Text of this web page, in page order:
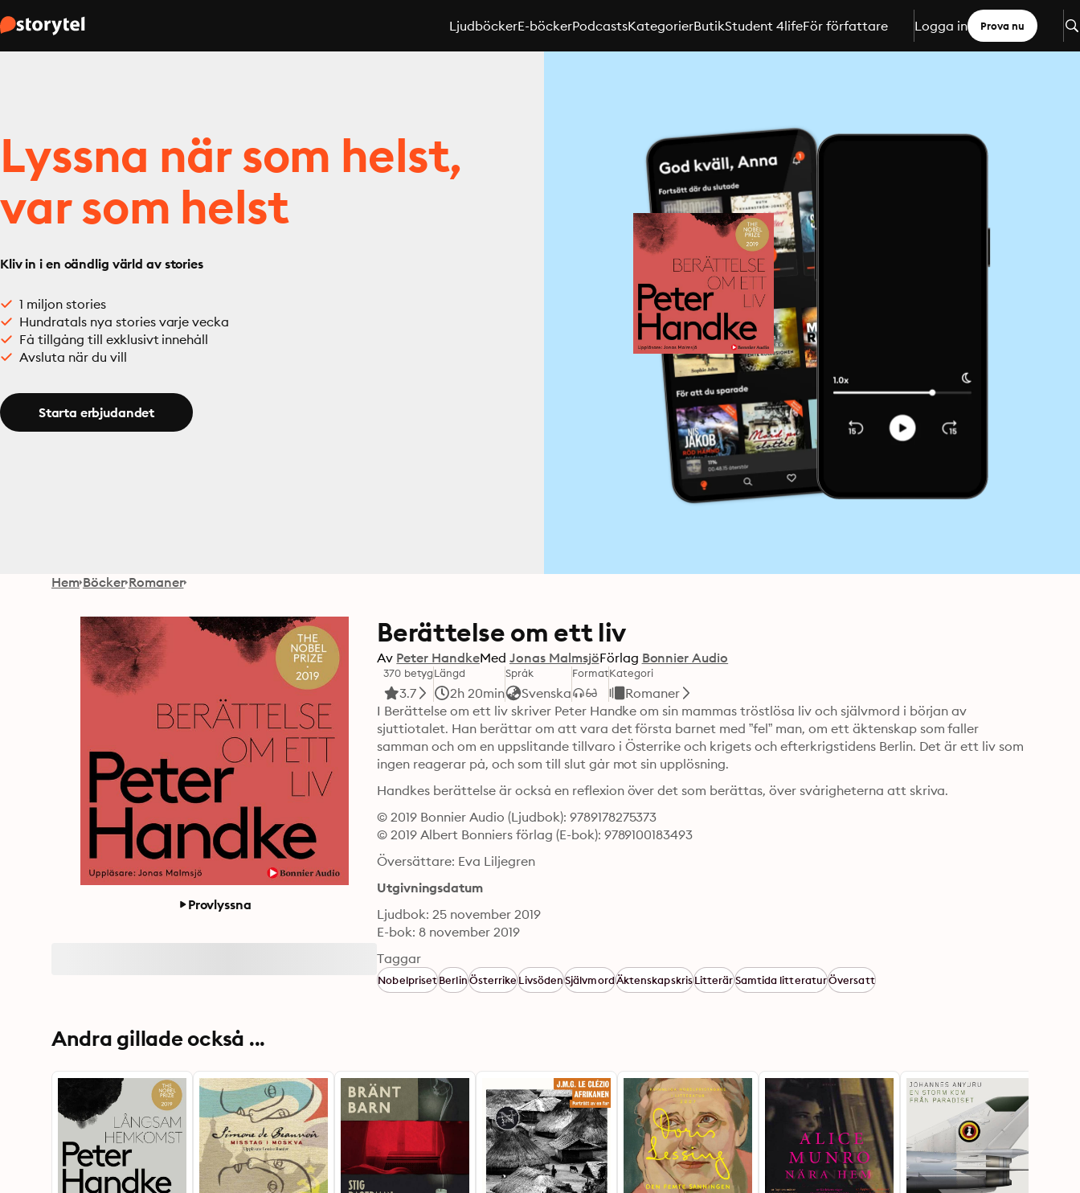
LjudböckerE-böckerPodcastsKategorierButikStudent 4lifeFör författare Logga in Prova nu
Lyssna när som helst,
var som helst
Kliv in i en oändlig värld av stories
1 miljon stories
Hundratals nya stories varje vecka
Få tillgång till exklusivt innehåll
Avsluta när du vill
Starta erbjudandet
Hem Böcker Romaner
Provlyssna
Berättelse om ett liv
Av Peter HandkeMed Jonas MalmsjöFörlag Bonnier Audio
370 betyg
3.7
Längd
2h 20min
Språk
Svenska
FormatKategori
Romaner
I Berättelse om ett liv skriver Peter Handke om sin mammas tröstlösa liv och självmord i början av
sjuttiotalet. Han berättar om att vara det första barnet med ”fel” man, om ett äktenskap som faller
samman och om en uppslitande tillvaro i Österrike och krigets och efterkrigstidens Berlin. Det är ett liv som
ingen reagerar på, och som till slut går mot sin upplösning.
Handkes berättelse är också en reflexion över det som berättas, över svårigheterna att skriva.
© 2019 Bonnier Audio (Ljudbok): 9789178275373
© 2019 Albert Bonniers förlag (E-bok): 9789100183493
Översättare: Eva Liljegren
Utgivningsdatum
Ljudbok: 25 november 2019
E-bok: 8 november 2019
Taggar
NobelprisetBerlinÖsterrikeLivsödenSjälvmordÄktenskapskrisLitterärSamtida litteraturÖversatt
Andra gillade också ...